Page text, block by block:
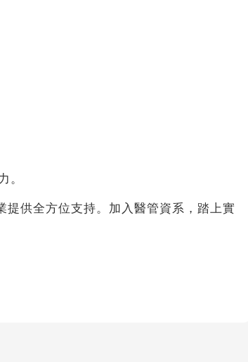
。
供全方位支持。加入醫管資系，踏上實